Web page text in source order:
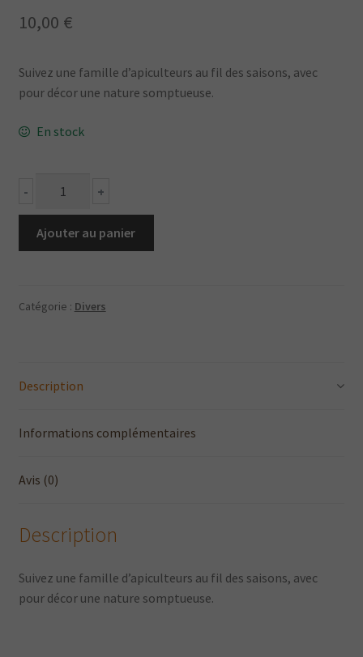
10,00 €
Suivez une famille d’apiculteurs au fil des saisons, avec
pour décor une nature somptueuse.
En stock
-
"L'Apiculture
des
+
Ajouter au panier
Catégorie : Divers
Description
Informations complémentaires
Avis (0)
Description
Suivez une famille d’apiculteurs au fil des saisons, avec
pour décor une nature somptueuse.